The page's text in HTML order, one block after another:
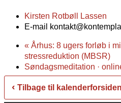
Kirsten Rotbøll Lassen
E-mail
« Århus: 8 ugers forløb i
stressreduktion (MBSR)
Søndagsmeditation ·
‹ Tilbage til kalenderforsiden